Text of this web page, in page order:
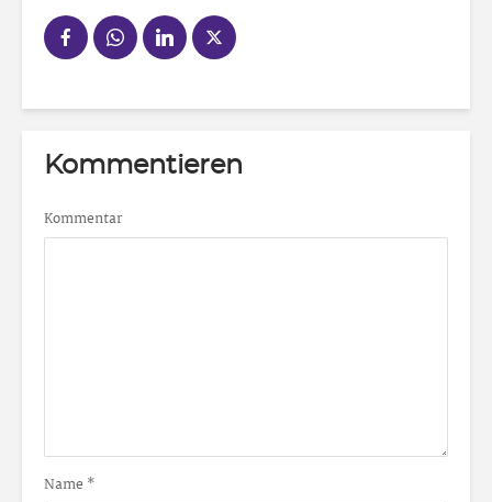
Kommentieren
Kommentar
Name *